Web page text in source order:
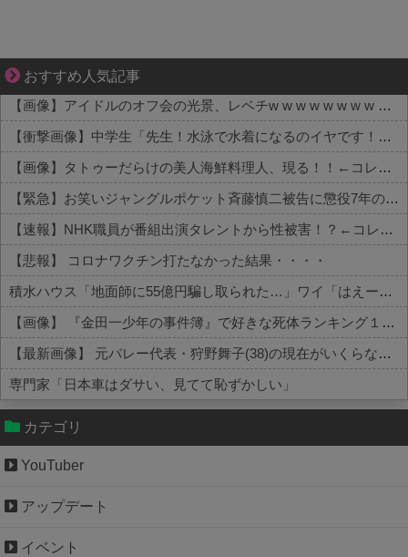
おすすめ人気記事
“変われない私”が動き出す瞬間に出会う
【画像】アイドルのオフ会の光景、レベチw w w w w w w w w w w
【衝撃画像】中学生「先生！水泳で水着になるのイヤです！」先生「分かった」→結果まさかの『こう』なってしまうw w w w w w w
【画像】タトゥーだらけの美人海鮮料理人、現る！！←コレはセクシー過ぎてワイらにブッ刺さりまくりw w w w w w w w w
【緊急】お笑いジャングルポケット斉藤慎二被告に懲役7年の求刑←これ…
【速報】NHK職員が番組出演タレントから性被害！？←コレマジならヤバくねーか？
【悲報】 コロナワクチン打たなかった結果・・・・
積水ハウス「地面師に55億円騙し取られた…」ワイ「はえーかわいそう…会社滅茶苦茶やろなぁ」→
【画像】 『金田一少年の事件簿』で好きな死体ランキング１位がこちら！
【最新画像】 元バレー代表・狩野舞子(38)の現在がいくらなんでも即ハボすぎる！
専門家「日本車はダサい、見てて恥ずかしい」
Powered by livedoor 相互RSS
カテゴリ
YouTuber
アップデート
イベント